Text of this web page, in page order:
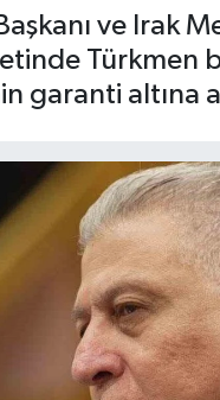
ve Irak
Türkmen
garanti altına